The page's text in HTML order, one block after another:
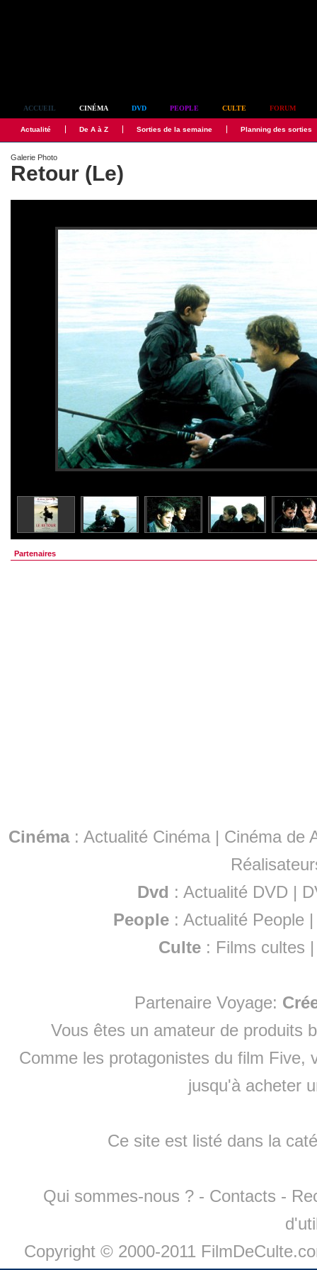
ACCUEIL CINÉMA DVD PEOPLE CULTE FORUM
Actualité De A à Z Sorties de la semaine Planning des sorties
Galerie Photo
Retour (Le)
Partenaires
Cinéma: Actualité Cinéma | Cinéma de
Dvd : Actualité DVD |
People :Actualité People
Culte : Films cultes
Partenaire Voyage:
Vous êtes un amateur de produits
Comme les protagonistes du film Five,
jusqu'à acheter
Ce site est listé dans la
Qui sommes-nous ? - Contacts -
Copyright © 2000-2011